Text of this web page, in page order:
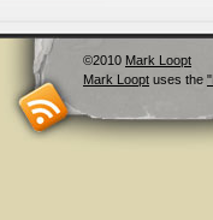
©2010 Mark Loopt
Mark Loopt uses the